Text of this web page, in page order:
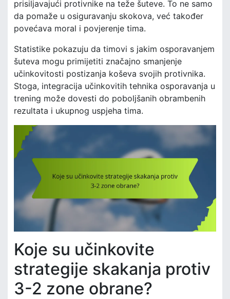
prisiljavajući protivnike na teže šuteve. To ne samo
da pomaže u osiguravanju skokova, već također
povećava moral i povjerenje tima.
Statistike pokazuju da timovi s jakim osporavanjem
šuteva mogu primijetiti značajno smanjenje
učinkovitosti postizanja koševa svojih protivnika.
Stoga, integracija učinkovitih tehnika osporavanja u
trening može dovesti do poboljšanih obrambenih
rezultata i ukupnog uspjeha tima.
Koje su učinkovite
strategije skakanja protiv
3-2 zone obrane?